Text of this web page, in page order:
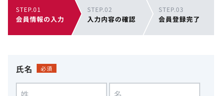
STEP.01
会員情報の入力
STEP.02
入力内容の確認
STEP.03
会員登録完了
氏名 必須